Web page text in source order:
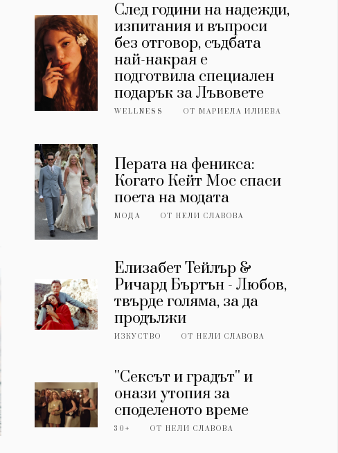
След години на надежди,
изпитания и въпроси
без отговор, съдбата
най-накрая е
подготвила специален
подарък за Лъвовете
WELLNESS ОТМАРИЕЛА ИЛИЕВА
Перата на феникса:
Когато Кейт Мос спаси
поета на модата
МОДА ОТНЕЛИ СЛАВОВА
Елизабет Тейлър &
Ричард Бъртън - Любов,
твърде голяма, за да
продължи
ИЗКУСТВО ОТНЕЛИ СЛАВОВА
''Сексът и градът'' и
онази утопия за
споделеното време
30+ ОТНЕЛИ СЛАВОВА